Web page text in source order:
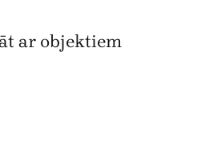
ar objektiem